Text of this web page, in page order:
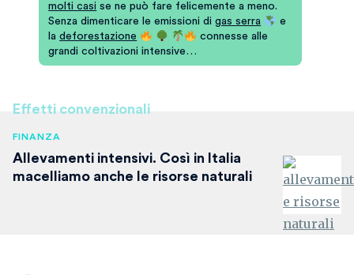
molti casi se ne può fare felicemente a meno.
Senza dimenticare le emissioni digas serra
e
ladeforestazione
connesse alle
grandi coltivazioni intensive…
Effetti convenzionali
FINANZA
Allevamenti intensivi. Così in Italia
macelliamo anche le risorse naturali